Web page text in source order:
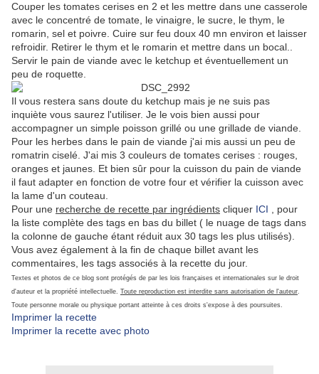
Couper les tomates cerises en 2 et les mettre dans une casserole
avec le concentré de tomate, le vinaigre, le sucre, le thym, le
romarin, sel et poivre. Cuire sur feu doux 40 mn environ et laisser
refroidir. Retirer le thym et le romarin et mettre dans un bocal..
Servir le pain de viande avec le ketchup et éventuellement un
peu de roquette.
Il vous restera sans doute du ketchup mais je ne suis pas
inquiète vous saurez l'utiliser. Je le vois bien aussi pour
accompagner un simple poisson grillé ou une grillade de viande.
Pour les herbes dans le pain de viande j'ai mis aussi un peu de
romatrin ciselé. J'ai mis 3 couleurs de tomates cerises : rouges,
oranges et jaunes. Et bien sûr pour la cuisson du pain de viande
il faut adapter en fonction de votre four et vérifier la cuisson avec
la lame d'un couteau.
Pour une recherche de recette par ingrédients cliquer ICI , pour
la liste complète des tags en bas du billet ( le nuage de tags dans
la colonne de gauche étant réduit aux 30 tags les plus utilisés).
Vous avez également à la fin de chaque billet avant les
commentaires, les tags associés à la recette du jour.
Textes et photos de ce blog sont protégés de par les lois françaises et internationales sur le droit
d'auteur et la propriété intellectuelle. Toute reproduction est interdite sans autorisation de l'auteur.
Toute personne morale ou physique portant atteinte à ces droits s'expose à des poursuites.
Imprimer la recette
Imprimer la recette avec photo